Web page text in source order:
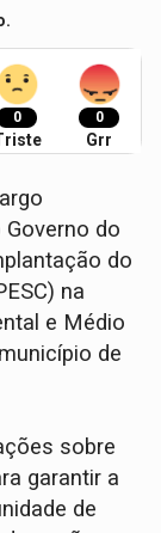
0 0
Grr
do
do
na
e Médio
de
sobre
garantir a
de